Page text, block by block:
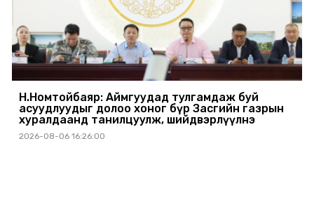
Н.Номтойбаяр: Аймгуудад тулгамдаж буй
асуудлуудыг долоо хоног бүр Засгийн газрын
хуралдаанд танилцуулж, шийдвэрлүүлнэ
2026-08-06 16:26:00